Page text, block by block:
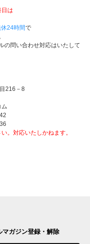
は
24時間で
の問い合わせ対応はいたして
216－8
。対応いたしかねます。
マガジン登録・解除